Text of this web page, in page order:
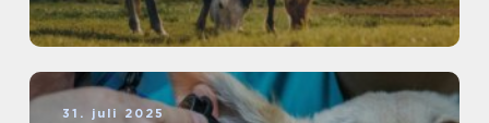
31. juli 2025